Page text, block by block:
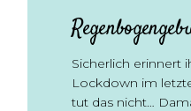
Sicherlich erinnert
Lockdown im
tut das nicht…